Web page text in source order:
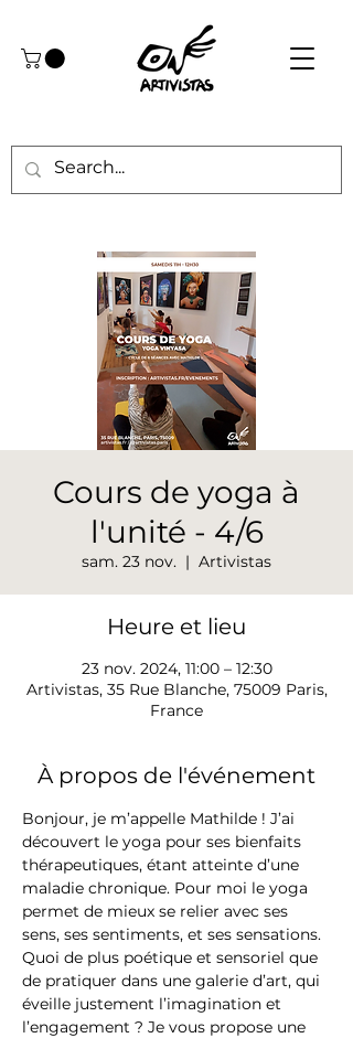
Cours de yoga à
l'unité - 4/6
sam. 23 nov.
  |
Artivistas
Heure et lieu
23 nov. 2024, 11:00 – 12:30
Artivistas, 35 Rue Blanche, 75009 Paris,
France
À propos de l'événement
Bonjour, je m’appelle Mathilde ! J’ai
découvert le yoga pour ses bienfaits
thérapeutiques, étant atteinte d’une
maladie chronique. Pour moi le yoga
permet de mieux se relier avec ses
sens, ses sentiments, et ses sensations.
Quoi de plus poétique et sensoriel que
de pratiquer dans une galerie d’art, qui
éveille justement l’imagination et
l’engagement ? Je vous propose une